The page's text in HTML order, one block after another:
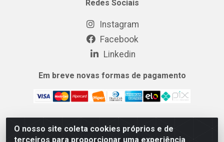
O nosso site coleta cookies próprios e de
terceiros para proporcionar uma experiência
Redes Sociais
Instagram
Facebook
Linkedin
Em breve novas formas de pagamento
MIX CERTO DISTRIBUIDORA DE COSMÉTICOS ALIMENTOS E